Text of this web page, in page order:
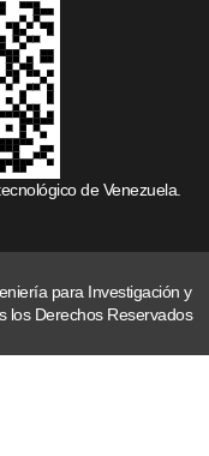
de Venezuela.
para Investigación y
los Derechos Reservados